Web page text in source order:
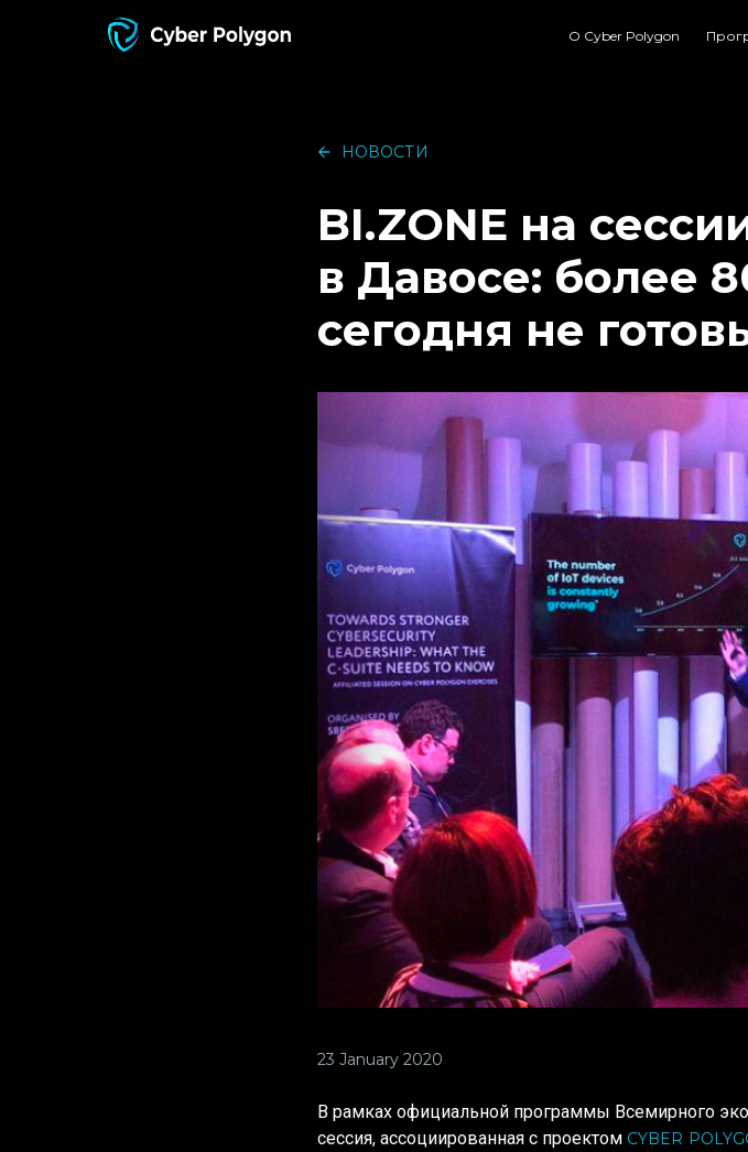
О Cyber Polygon
НОВОСТИ
BI.ZONE на
в Давосе: более
сегодня не
23 January 2020
В рамках официальной программы Всемирного
сессия, ассоциированная с проектом CYBER